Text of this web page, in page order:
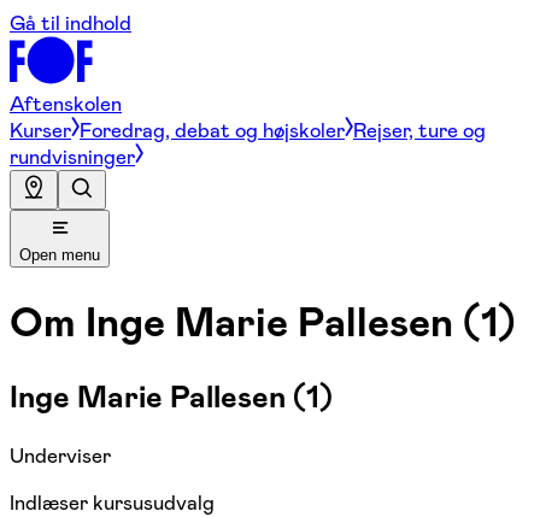
Gå til indhold
Aftenskolen
Kurser Foredrag, debat og højskoler Rejser, ture og
rundvisninger
Open menu
Om Inge Marie Pallesen (1)
Inge Marie Pallesen (1)
Underviser
Indlæser kursusudvalg